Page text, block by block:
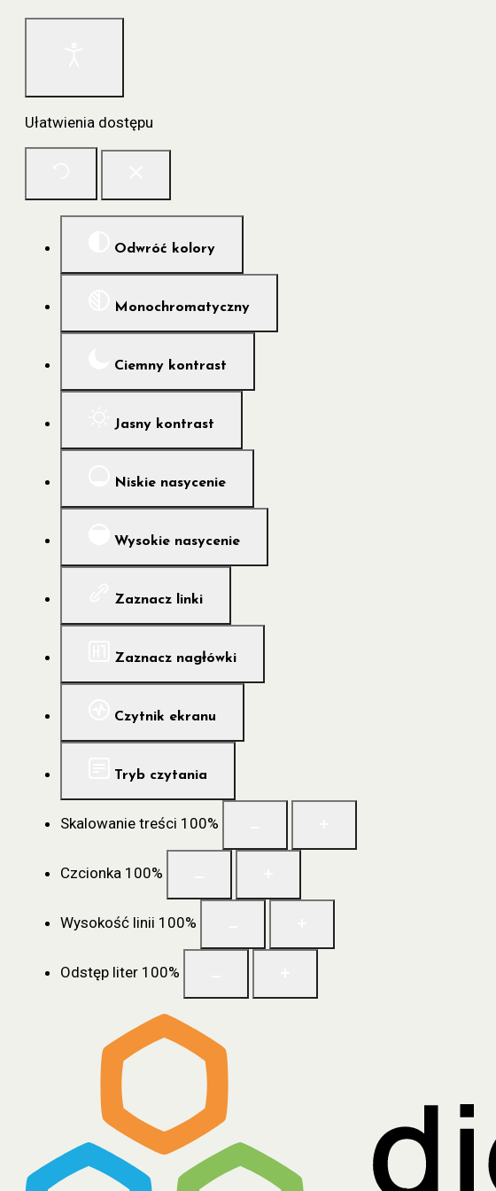
Ułatwienia dostępu
Odwróć kolory
Monochromatyczny
Ciemny kontrast
Jasny kontrast
Niskie nasycenie
Wysokie nasycenie
Zaznacz linki
Zaznacz nagłówki
Czytnik ekranu
Tryb czytania
Skalowanie treści 100%
Czcionka 100%
Wysokość linii 100%
Odstęp liter 100%